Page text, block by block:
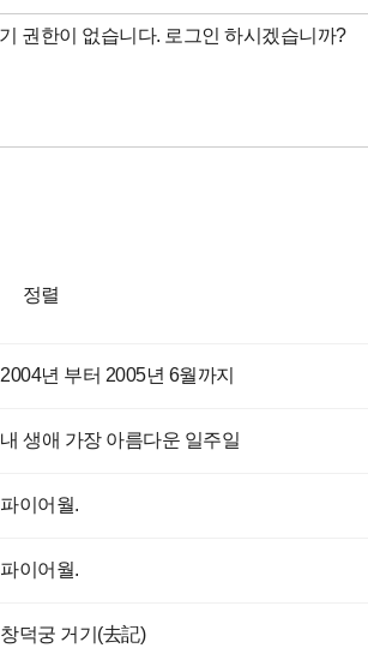
정렬
2004년 부터 2005년 6월까지
내 생애 가장 아름다운 일주일
파이어월.
파이어월.
창덕궁 거기(去記)